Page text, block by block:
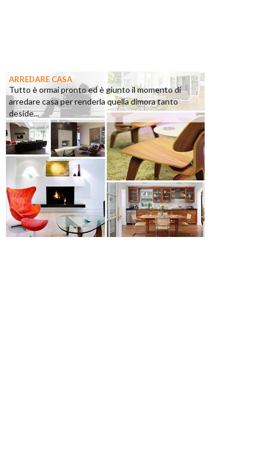
ARREDARE CASA
Tutto è ormai pronto ed è giunto il momento di
arredare casa per renderla quella dimora tanto
deside...